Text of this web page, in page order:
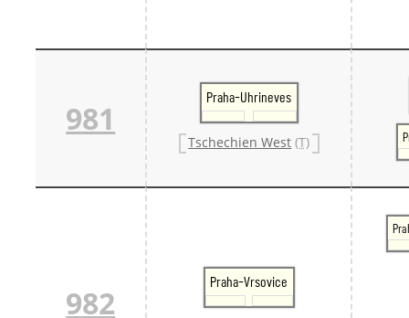
981
Praha-Uhrineves
Tschechien West (T)
982
Praha-Vrsovice